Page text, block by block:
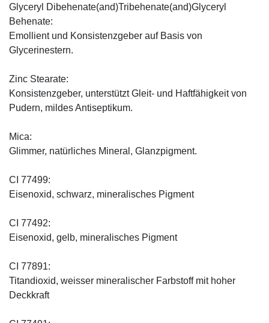
Glyceryl Dibehenate(and)Tribehenate(and)Glyceryl
Behenate:
Emollient und Konsistenzgeber auf Basis von
Glycerinestern.
Zinc Stearate:
Konsistenzgeber, unterstützt Gleit- und Haftfähigkeit von
Pudern, mildes Antiseptikum.
Mica:
Glimmer, natürliches Mineral, Glanzpigment.
CI 77499:
Eisenoxid, schwarz, mineralisches Pigment
CI 77492:
Eisenoxid, gelb, mineralisches Pigment
CI 77891:
Titandioxid, weisser mineralischer Farbstoff mit hoher
Deckkraft